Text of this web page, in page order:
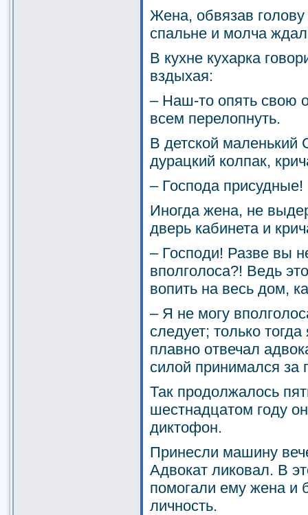
Жена, обвязав
спальне и молча
В кухне кухарка
вздыхая:
– Наш-то опять свою
всем перелопнуть.
В детской маленький
дурацкий колпак,
– Господа
Иногда жена, не
дверь кабинета и
– Господи! Разве вы
вполголоса?! Ведь
вопить на весь дом,
– Я не могу
следует; только
плавно отвечал
силой принимался за
Так продолжалось
шестнадцатом году
диктофон.
Принесли машину
Адвокат ликовал. В
помогали ему жена и
личность.